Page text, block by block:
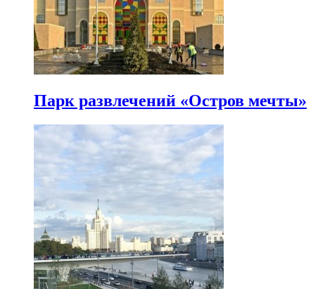
Парк развлечений «Остров мечты»